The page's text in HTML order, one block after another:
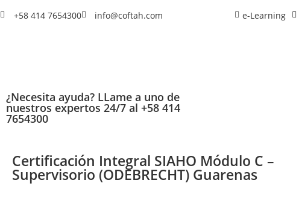
+58 414 7654300 info@coftah.com e-Learning
¿Necesita ayuda? LLame a uno de
nuestros expertos 24/7 al +58 414
7654300
Certificación Integral SIAHO Módulo C –
Supervisorio (ODEBRECHT) Guarenas